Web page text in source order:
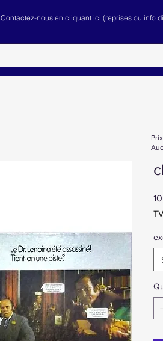
Contactez-nous en cliquant ici (reprises ou info